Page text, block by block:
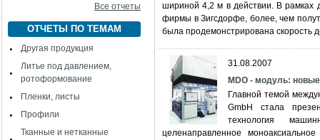
Все отчеты
ОТЧЕТЫ ПО ТЕМАМ
Другая продукция
Литье под давлением,
ротоформование
Пленки, листы
Профили
Тканные и нетканные
шириной 4,2 м в действии. В рамках
фирмы в Зигсдорфе, более, чем
была продемонстрирована скорость
31.08.2007
MDO - модуль:
Главной темой
GmbH стала
технология
целенаправленное